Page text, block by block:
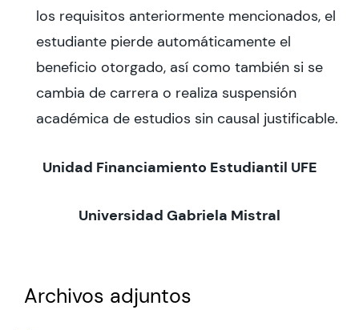
los requisitos anteriormente mencionados, el
estudiante pierde automáticamente el
beneficio otorgado, así como también si se
cambia de carrera o realiza suspensión
académica de estudios sin causal justificable.
Unidad Financiamiento Estudiantil UFE
Universidad Gabriela Mistral
Archivos adjuntos